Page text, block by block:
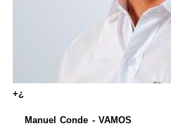
+¿
Manuel Conde -